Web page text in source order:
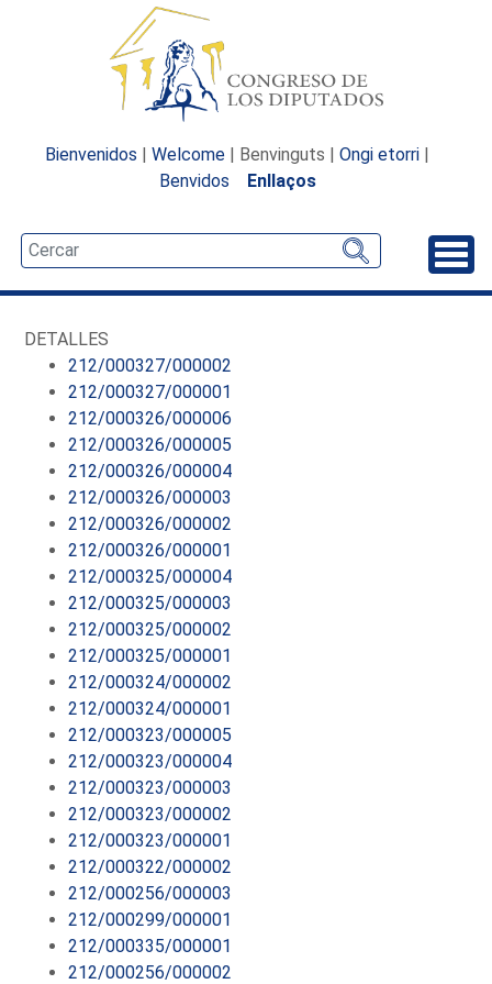
Bienvenidos | Welcome | Benvinguts | Ongi etorri |
Benvidos
Enllaços
DETALLES
212/000327/000002
212/000327/000001
212/000326/000006
212/000326/000005
212/000326/000004
212/000326/000003
212/000326/000002
212/000326/000001
212/000325/000004
212/000325/000003
212/000325/000002
212/000325/000001
212/000324/000002
212/000324/000001
212/000323/000005
212/000323/000004
212/000323/000003
212/000323/000002
212/000323/000001
212/000322/000002
212/000256/000003
212/000299/000001
212/000335/000001
212/000256/000002